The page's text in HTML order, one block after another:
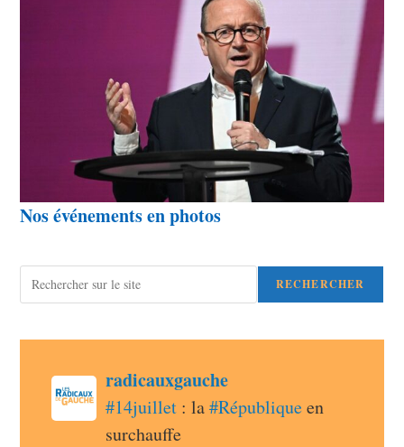
Nos événements en photos
RECHERCHER
radicauxgauche avatar
radicauxgauchepost
#14juillet : la #République en
surchauffe